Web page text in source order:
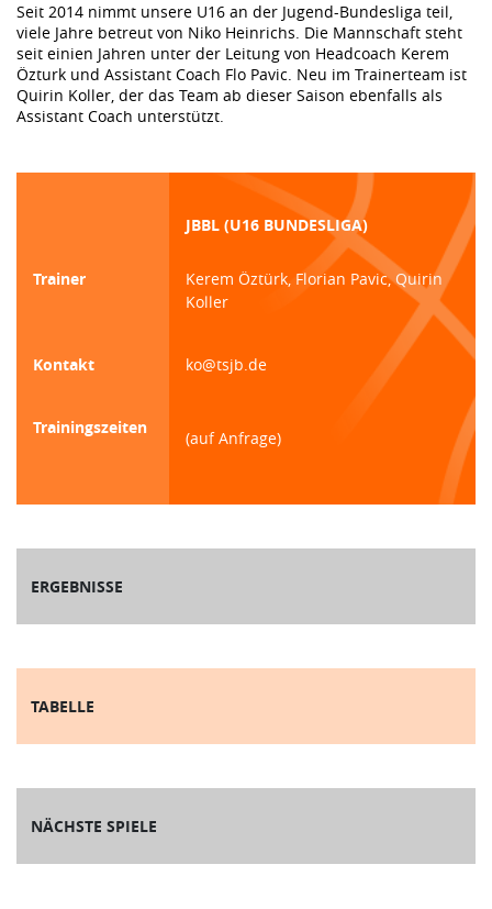
Seit 2014 nimmt unsere U16 an der Jugend-Bundesliga teil,
viele Jahre betreut von Niko Heinrichs. Die Mannschaft steht
seit einien Jahren unter der Leitung von Headcoach Kerem
Özturk und Assistant Coach Flo Pavic. Neu im Trainerteam ist
Quirin Koller, der das Team ab dieser Saison ebenfalls als
Assistant Coach unterstützt.
JBBL (U16 BUNDESLIGA)
Trainer
Kerem Öztürk, Florian Pavic, Quirin
Koller
Kontakt ko@tsjb.de
Trainingszeiten
(auf Anfrage)
ERGEBNISSE
TABELLE
NÄCHSTE SPIELE